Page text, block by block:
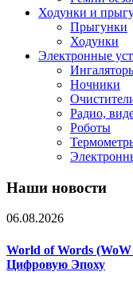
Ходунки и
Прыгунки
Ходунки
Электронные
Ночники
Радио,
Роботы
Наши новости
06.08.2026
World of Words
Цифровую Эпоху